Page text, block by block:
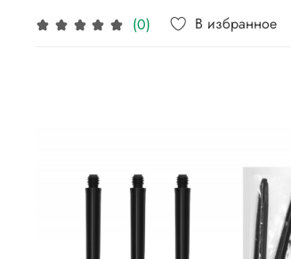
(0) В избранное